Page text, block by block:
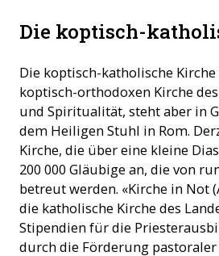
Die koptisch-
Die koptisch-katholische
koptisch-orthodoxen Kirche
und Spiritualität, steht aber in
dem Heiligen Stuhl in Rom.
Kirche, die über eine kleine
200 000 Gläubige an, die von
betreut werden. «Kirche in Not
die katholische Kirche des
Stipendien für die
durch die Förderung